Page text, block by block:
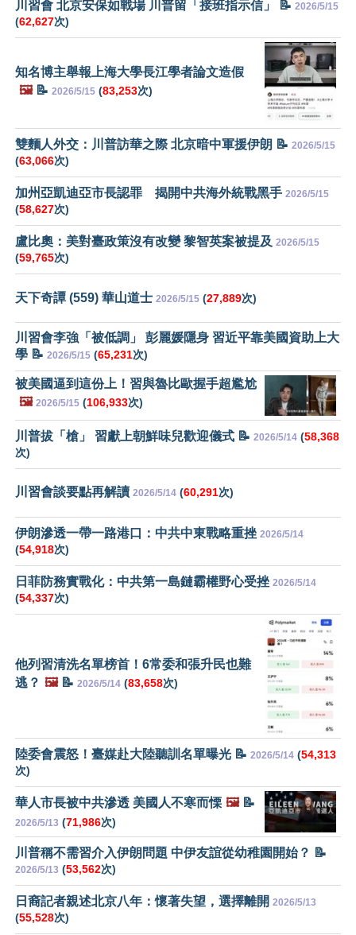
川習會 北京安保如戰場 川普留「接班指示信」 📝 2026/5/15
(62,627次)
知名博主舉報上海大學長江學者論文造假
🖼️📝 2026/5/15 (83,253次)
雙麵人外交：川普訪華之際 北京暗中軍援伊朗 📝 2026/5/15
(63,066次)
加州亞凱迪亞市長認罪 揭開中共海外統戰黑手 2026/5/15
(58,627次)
盧比奧：美對臺政策沒有改變 黎智英案被提及 2026/5/15
(59,765次)
天下奇譚 (559) 華山道士 2026/5/15 (27,889次)
川習會李強「被低調」 彭麗媛隱身 習近平靠美國資助上大
學 📝 2026/5/15 (65,231次)
被美國逼到這份上！習與魯比歐握手超尷尬
🖼️ 2026/5/15 (106,933次)
川普拔「槍」 習獻上朝鮮味兒歡迎儀式 📝 2026/5/14 (58,368
次)
川習會談要點再解讀 2026/5/14 (60,291次)
伊朗滲透一帶一路港口：中共中東戰略重挫 2026/5/14
(54,918次)
日菲防務實戰化：中共第一島鏈霸權野心受挫 2026/5/14
(54,337次)
他列習清洗名單榜首！6常委和張升民也難
逃？ 🖼️📝 2026/5/14 (83,658次)
陸委會震怒！臺媒赴大陸聽訓名單曝光 📝 2026/5/14 (54,313
次)
華人市長被中共滲透 美國人不寒而慄 🖼️📝
2026/5/13 (71,986次)
川普稱不需習介入伊朗問題 中伊友誼從幼稚園開始？ 📝
2026/5/13 (53,562次)
日裔記者親述北京八年：懷著失望，選擇離開 2026/5/13
(55,528次)